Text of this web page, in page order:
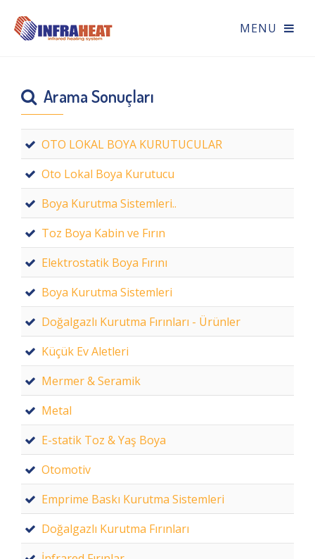
Arama Sonuçları
OTO LOKAL BOYA KURUTUCULAR
Oto Lokal Boya Kurutucu
Boya Kurutma Sistemleri..
Toz Boya Kabin ve Fırın
Elektrostatik Boya Fırını
Boya Kurutma Sistemleri
Doğalgazlı Kurutma Fırınları - Ürünler
Küçük Ev Aletleri
Mermer & Seramik
Metal
E-statik Toz & Yaş Boya
Otomotiv
Emprime Baskı Kurutma Sistemleri
Doğalgazlı Kurutma Fırınları